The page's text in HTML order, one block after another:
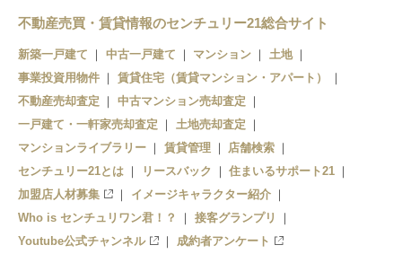
安房鴨川
不動産売買・賃貸情報のセンチュリー21総合サイト
新築一戸建て 中古一戸建て マンション
土地
事業投資用物件
賃貸住宅（賃貸マンション・アパート）
不動産売却査定
中古マンション売却査定
一戸建て・一軒家売却査定
土地売却査定
マンションライブラリー
賃貸管理
店舗検索
センチュリー21とは
リースバック
住まいるサポート21
加盟店人材募集
イメージキャラクター紹介
Who is センチュリワン君！？
接客グランプリ
Youtube公式チャンネル
成約者アンケート